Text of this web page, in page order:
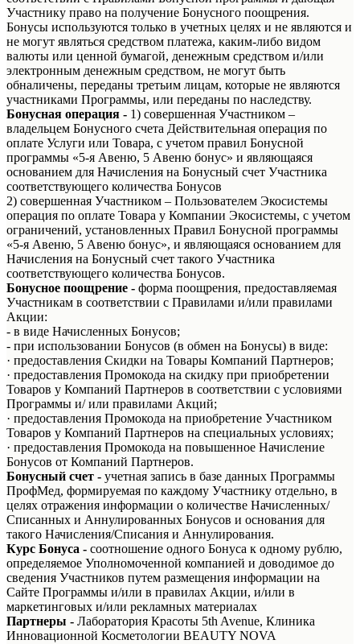
Участнику право на получение Бонусного поощрения.
Бонусы используются только в учетных целях и не являются и
не могут являться средством платежа, каким-либо видом
валюты или ценной бумагой, денежным средством и/или
электронным денежным средством, не могут быть
обналичены, переданы третьим лицам, которые не являются
участниками Программы, или переданы по наследству.
Бонусная операция - 1) совершенная Участником –
владельцем Бонусного счета Действительная операция по
оплате Услуги или Товара, с учетом правил Бонусной
программы «5-я Авеню, 5 Авеню бонус» и являющаяся
основанием для Начисления на Бонусный счет Участника
соответствующего количества Бонусов
2) совершенная Участником – Пользователем Экосистемы
операция по оплате Товара у Компании Экосистемы, с учетом
ограничений, установленных Правил Бонусной программы
«5-я Авеню, 5 Авеню бонус», и являющаяся основанием для
Начисления на Бонусный счет такого Участника
соответствующего количества Бонусов.
Бонусное поощрение - форма поощрения, предоставляемая
Участникам в соответствии с Правилами и/или правилами
Акции:
- в виде Начисленных Бонусов;
- при использовании Бонусов (в обмен на Бонусы) в виде:
· предоставления Скидки на Товары Компаний Партнеров;
· предоставления Промокода на скидку при приобретении
Товаров у Компаний Партнеров в соответствии с условиями
Программы и/ или правилами Акций;
· предоставления Промокода на приобретение Участником
Товаров у Компаний Партнеров на специальных условиях;
· предоставления Промокода на повышенное Начисление
Бонусов от Компаний Партнеров.
Бонусный счет - учетная запись в базе данных Программы
ПрофМед, формируемая по каждому Участнику отдельно, в
целях отражения информации о количестве Начисленных/
Списанных и Аннулированных Бонусов и основания для
такого Начисления/Списания и Аннулирования.
Курс Бонуса - соотношение одного Бонуса к одному рублю,
определяемое Уполномоченной компанией и доводимое до
сведения Участников путем размещения информации на
Сайте Программы и/или в правилах Акции, и/или в
маркетинговых и/или рекламных материалах
Партнеры - Лаборатория Красоты 5th Avenue, Клиника
Инновационной Косметологии BEAUTY NOVA